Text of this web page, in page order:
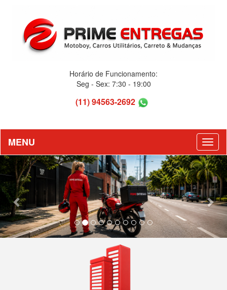
Horário de Funcionamento:
Seg - Sex: 7:30 - 19:00
(11) 94563-2692
MENU
Previous